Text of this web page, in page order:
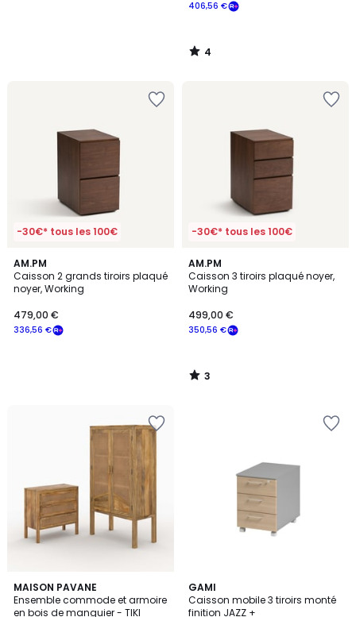
406,56 €
4
/
-30€* tous les 100€
AM.PM
Caisson 2 grands tiroirs plaqué
noyer, Working
336,56 €
479,00 €
-30€* tous les 100€
AM.PM
Caisson 3 tiroirs plaqué noyer,
Working
350,56 €
499,00 €
3
/
5
3
/
MAISON PAVANE
Ensemble commode et armoire
en bois de manguier - TIKI
GAMI
Caisson mobile 3 tiroirs monté
finition JAZZ +